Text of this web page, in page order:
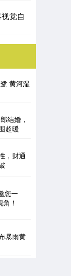
觉自
黄河湿
结婚，
超暖
，财通
您一
！
暴雨黄